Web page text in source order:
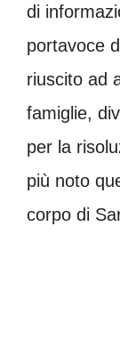
di
portavoce
riuscito ad
famiglie,
per la
più noto
corpo di